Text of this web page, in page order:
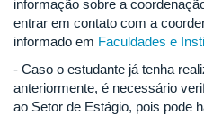
informação sobre a
entrar em contato com a
informado em Faculdades e
- Caso o estudante já tenha
anteriormente, é necessário
ao Setor de Estágio, pois pode